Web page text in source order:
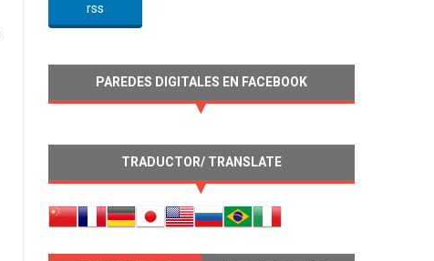
rss
PAREDES DIGITALES EN FACEBOOK
TRADUCTOR/ TRANSLATE